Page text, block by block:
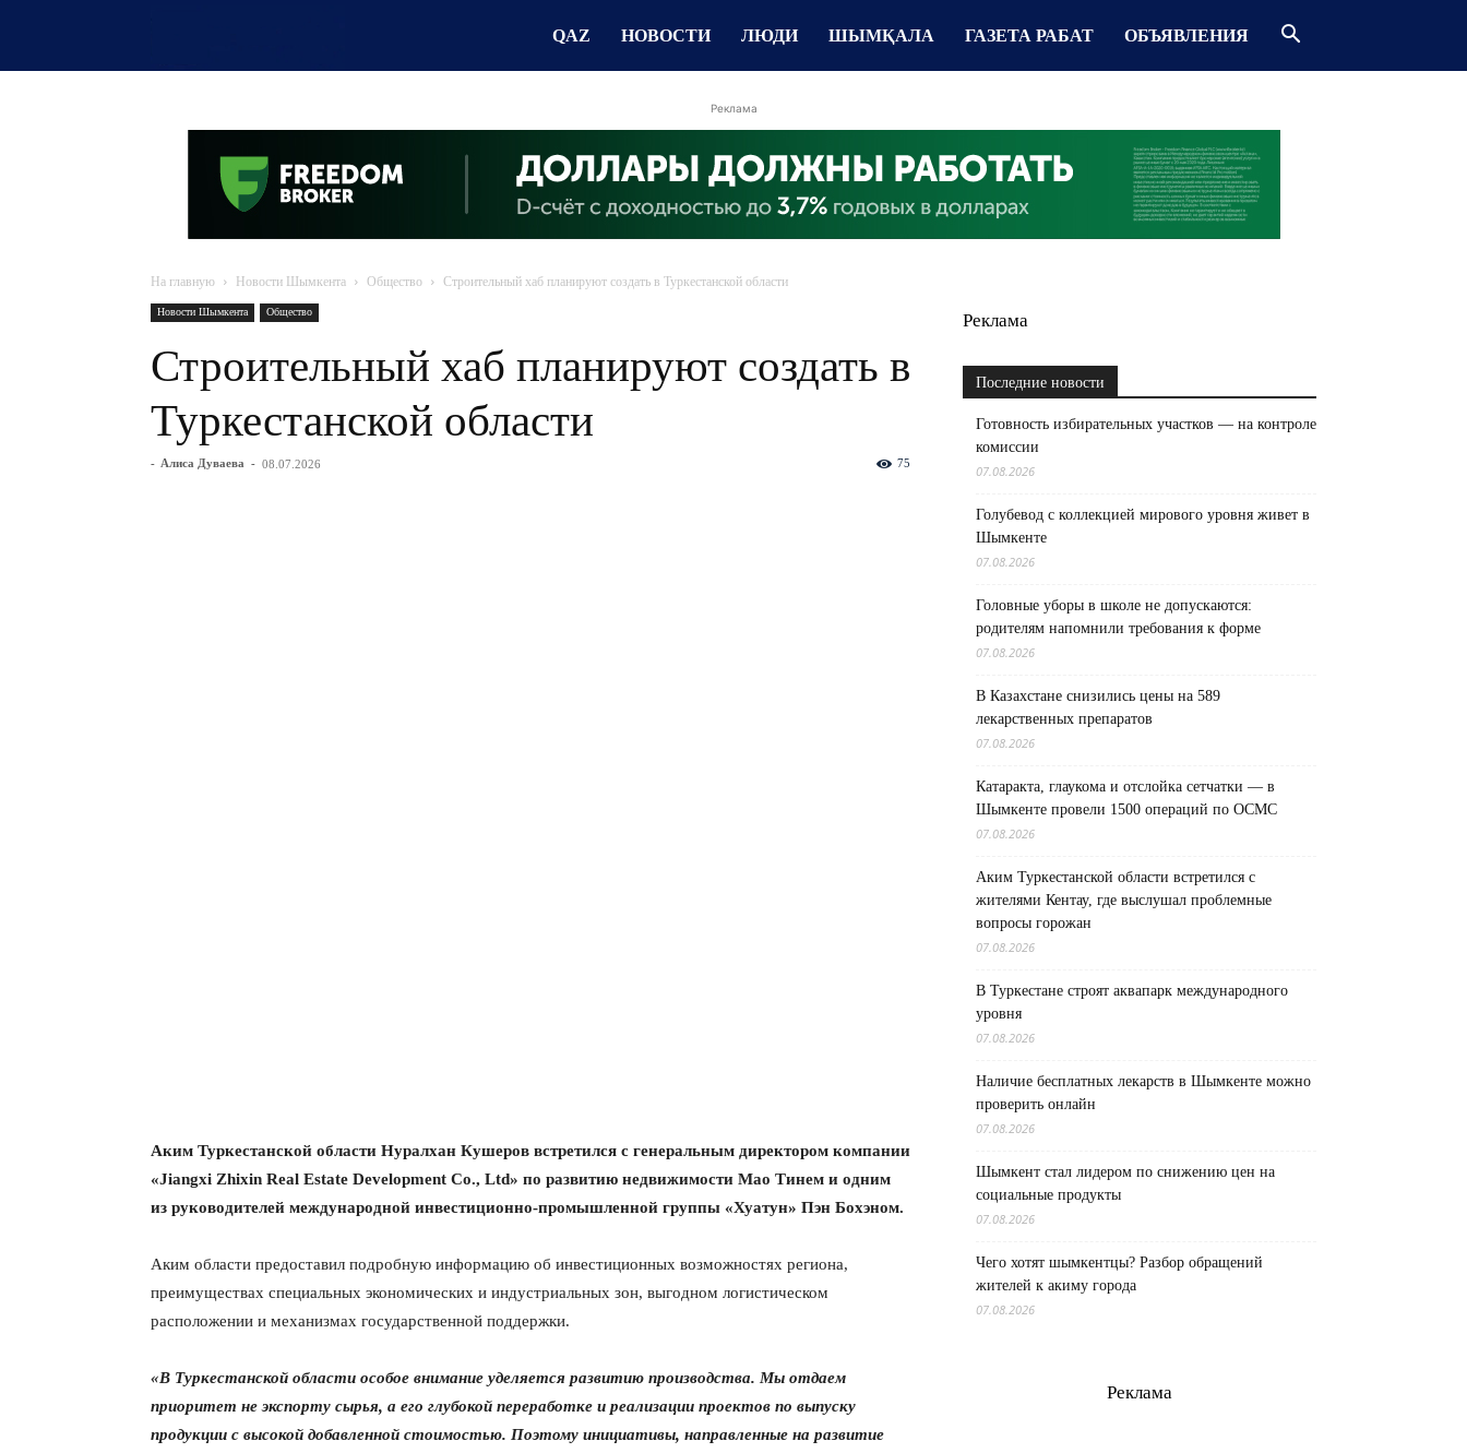
QAZ НОВОСТИ ЛЮДИ ШЫМҚАЛА ГАЗЕТА РАБАТ ОБЪЯВЛЕНИЯ
Реклама
На главную Новости Шымкента Общество Строительный хаб планируют создать в Туркестанской области
Новости Шымкента Общество
Строительный хаб планируют создать в
Туркестанской области
- Алиса Дуваева - 08.07.2026 75
Аким Туркестанской области Нуралхан Кушеров встретился с генеральным директором компании
«Jiangxi Zhixin Real Estate Development Co., Ltd» по развитию недвижимости Мао Тинем и одним
из руководителей международной инвестиционно-промышленной группы «Хуатун» Пэн Бохэном.
Аким области предоставил подробную информацию об инвестиционных возможностях региона,
преимуществах специальных экономических и индустриальных зон, выгодном логистическом
расположении и механизмах государственной поддержки.
«В Туркестанской области особое внимание уделяется развитию производства. Мы отдаем
приоритет не экспорту сырья, а его глубокой переработке и реализации проектов по выпуску
продукции с высокой добавленной стоимостью. Поэтому инициативы, направленные на развитие
Реклама
Последние новости
Готовность избирательных участков — на контроле
комиссии
07.08.2026
Голубевод с коллекцией мирового уровня живет в
Шымкенте
07.08.2026
Головные уборы в школе не допускаются:
родителям напомнили требования к форме
07.08.2026
В Казахстане снизились цены на 589
лекарственных препаратов
07.08.2026
Катаракта, глаукома и отслойка сетчатки — в
Шымкенте провели 1500 операций по ОСМС
07.08.2026
Аким Туркестанской области встретился с
жителями Кентау, где выслушал проблемные
вопросы горожан
07.08.2026
В Туркестане строят аквапарк международного
уровня
07.08.2026
Наличие бесплатных лекарств в Шымкенте можно
проверить онлайн
07.08.2026
Шымкент стал лидером по снижению цен на
социальные продукты
07.08.2026
Чего хотят шымкентцы? Разбор обращений
жителей к акиму города
07.08.2026
Реклама